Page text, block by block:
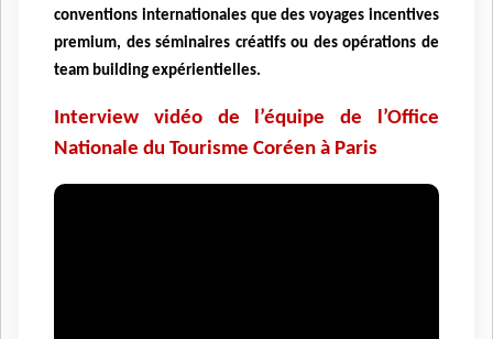
conventions internationales que des voyages incentives
premium, des séminaires créatifs ou des opérations de
team building expérientielles.
Interview vidéo de l’équipe de l’Office
Nationale du Tourisme Coréen à Paris